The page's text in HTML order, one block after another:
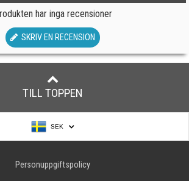
har inga recensioner
SKRIV EN RECENSION
TILL TOPPEN
SEK
Personuppgiftspolicy